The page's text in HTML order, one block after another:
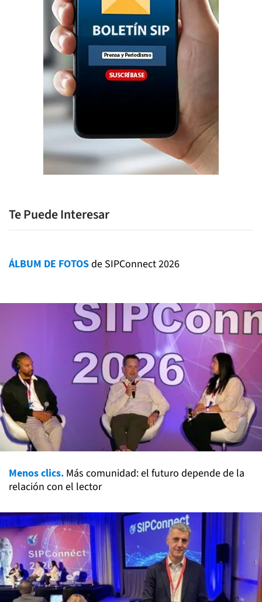
Te Puede Interesar
ÁLBUM DE FOTOSde SIPConnect 2026
Menos clics. Más comunidad: el futuro depende de la
relación con el lector